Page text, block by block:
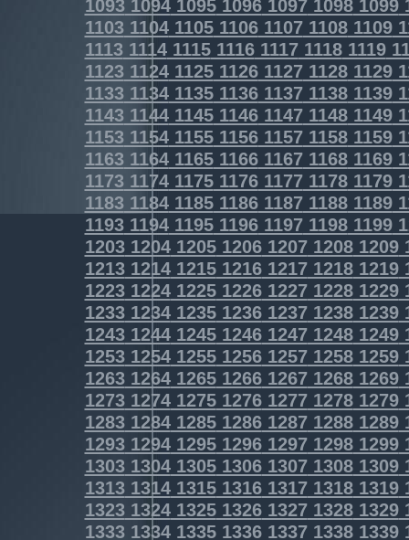
1093109410951096109710981099
1103110411051106110711081109
1113111411151116111711181119
1123112411251126112711281129
1133113411351136113711381139
1143114411451146114711481149
1153115411551156115711581159
1163116411651166116711681169
1173117411751176117711781179
1183118411851186118711881189
1193119411951196119711981199
1203120412051206120712081209
1213121412151216121712181219
1223122412251226122712281229
1233123412351236123712381239
1243124412451246124712481249
1253125412551256125712581259
1263126412651266126712681269
1273127412751276127712781279
1283128412851286128712881289
1293129412951296129712981299
1303130413051306130713081309
1313131413151316131713181319
1323132413251326132713281329
1333133413351336133713381339